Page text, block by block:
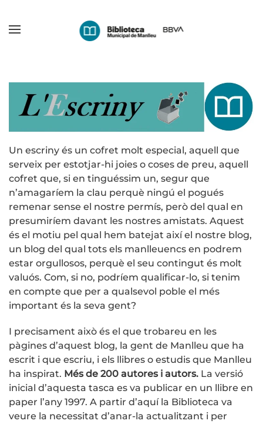
Un escriny és un cofret molt especial, aquell que
serveix per estotjar-hi joies o coses de preu, aquell
cofret que, si en tinguéssim un, segur que
n’amagaríem la clau perquè ningú el pogués
remenar sense el nostre permís, però del qual en
presumiríem davant les nostres amistats. Aquest
és el motiu pel qual hem batejat així el nostre blog,
un blog del qual tots els manlleuencs en podrem
estar orgullosos, perquè el seu contingut és molt
valuós. Com, si no, podríem qualificar-lo, si tenim
en compte que per a qualsevol poble el més
important és la seva gent?
I precisament això és el que trobareu en les
pàgines d’aquest blog, la gent de Manlleu que ha
escrit i que escriu, i els llibres o estudis que Manlleu
ha inspirat. Més de 200 autores i autors. La versió
inicial d’aquesta tasca es va publicar en un llibre en
paper l’any 1997. A partir d’aquí la Biblioteca va
veure la necessitat d’anar-la actualitzant i per